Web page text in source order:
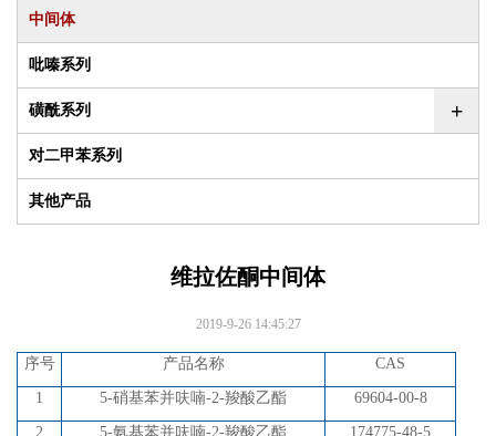
中间体
吡嗪系列
磺酰系列 +
对二甲苯系列
其他产品
维拉佐酮中间体
2019-9-26 14:45:27
序号 产品名称 CAS
1 5-硝基苯并呋喃-2-羧酸乙酯 69604-00-8
2 5-氨基苯并呋喃-2-羧酸乙酯 174775-48-5